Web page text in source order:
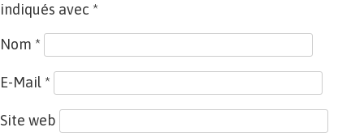
indiqués avec *
Nom *
E-Mail *
Site web